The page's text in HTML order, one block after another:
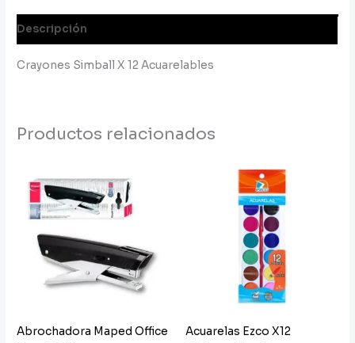
Descripción
Crayones Simball X 12 Acuarelables
Productos relacionados
Abrochadora Maped Office
Acuarelas Ezco X12